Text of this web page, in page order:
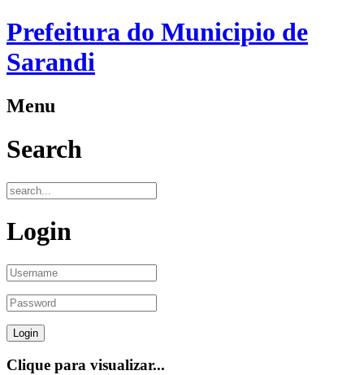
Prefeitura do Municipio de
Sarandi
Menu
Search
Login
Clique para visualizar...